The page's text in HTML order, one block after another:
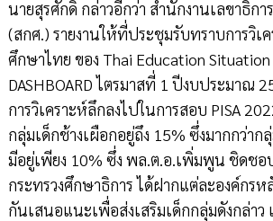
นายสุรศักดิ์ กล่าวอีกว่า สำนักงานเลขาธิก
(สกศ.) รายงานให้ที่ประชุมรับทราบการวิเ
ศึกษาไทย ของ Thai Education Situation
DASHBOARD ไตรมาสที่ 1 ปีงบประมาณ
การวิเคราะห์ลึกลงไปในการสอบ PISA
กลุ่มเด็กช้างเผือกอยู่ถึง 15% ซึ่งมากกว่า
มีอยู่เพียง 10% ซึ่ง พล.ต.อ.เพิ่มพูน ชิดชอ
กระทรวงศึกษาธิการ ได้ฝากแต่ละองค์กร
กันเสนอแนะเพื่อส่งเสริมเด็กกลุ่มดังกล่า